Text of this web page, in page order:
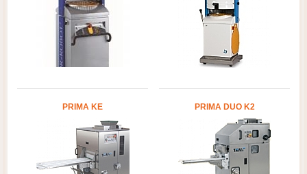
PRIMA DUO K2
PRIMA KE